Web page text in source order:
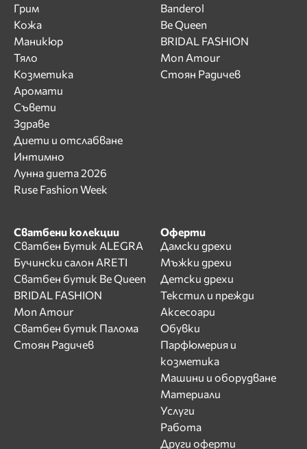
Грим
Кожа
Маникюр
Тяло
Козметика
Аромати
Съвети
Здраве
Диети и отслабване
Интимно
Лунна диета 2026
Ruse Fashion Week
Banderol
Be Queen
BRIDAL FASHION
Mon Amour
Стоян Радичев
Сватбени колекции
Сватбен Бутик ALEGRA
Бучински салон ARETI
Сватбен бутик Be Queen
BRIDAL FASHION
Mon Amour
Сватбен бутик Палома
Стоян Радичев
Оферти
Дамски дрехи
Мъжки дрехи
Детски дрехи
Текстил и прежди
Аксесоари
Обувки
Парфюмерия и
козметика
Машини и оборудване
Материали
Услуги
Работа
Други оферти